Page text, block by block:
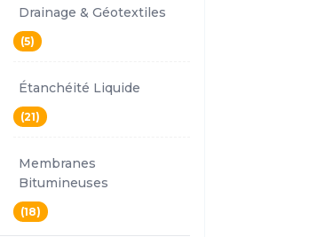
Drainage & Géotextiles
(5)
Étanchéité Liquide
(21)
Membranes
Bitumineuses
(18)